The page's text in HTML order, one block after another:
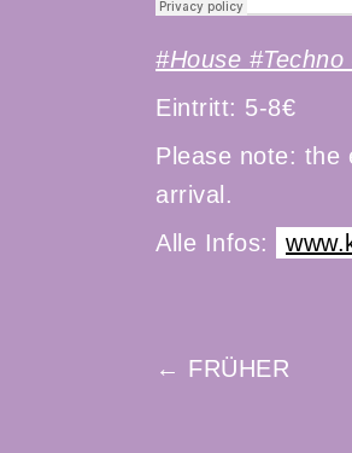
#House
Eintritt: 5-8€
Please note: the
arrival.
Alle Infos:
POST
← FRÜHER